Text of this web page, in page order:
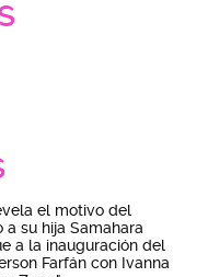
el motivo del
a su hija Samahara
a la inauguración del
Farfán con Ivanna